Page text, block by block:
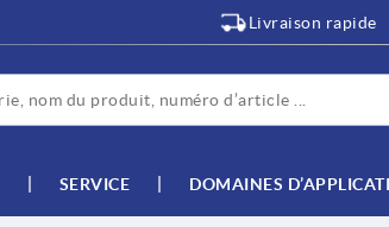
Livraison rapide
SERVICE DOMAINES